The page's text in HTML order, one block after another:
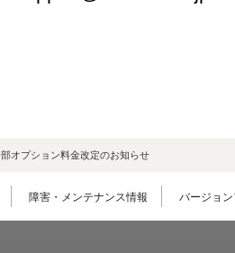
オプション料金改定のお知らせ
障害・メンテナンス情報 バージョ